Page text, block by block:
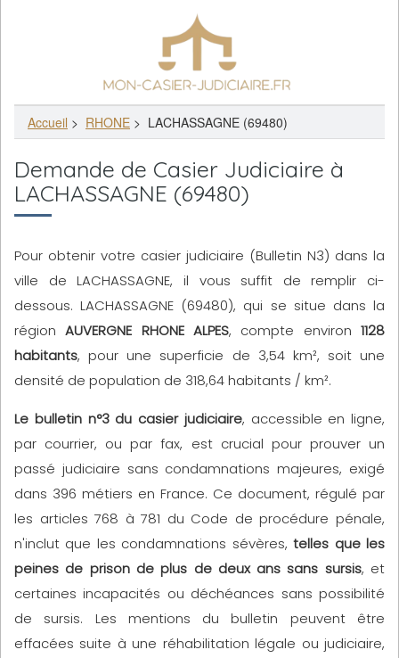
Accueil > RHONE > LACHASSAGNE (69480)
Demande de Casier Judiciaire à
LACHASSAGNE (69480)
Pour obtenir votre casier judiciaire (Bulletin N3) dans la
ville de LACHASSAGNE, il vous suffit de remplir ci-
dessous. LACHASSAGNE (69480), qui se situe dans la
régionAUVERGNE RHONE ALPES, compte environ1128
habitants, pour une superficie de 3,54 km², soit une
densité de population de 318,64 habitants / km².
Le bulletin n°3 du casier judiciaire, accessible en ligne,
par courrier, ou par fax, est crucial pour prouver un
passé judiciaire sans condamnations majeures, exigé
dans 396 métiers en France. Ce document, régulé par
les articles 768 à 781 du Code de procédure pénale,
n'inclut que les condamnations sévères,telles que les
peines de prison de plus de deux ans sans sursis, et
certaines incapacités ou déchéances sans possibilité
de sursis. Les mentions du bulletin peuvent être
effacées suite à une réhabilitation légale ou judiciaire,